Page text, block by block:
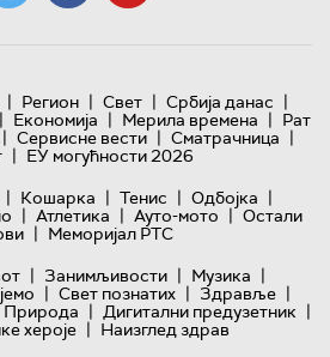
| Регион | Свет | Србија данас |
| Економија | Мерила времена | Рат
| Сервисне вести | Сматрачница |
| ЕУ могућности 2026
| Кошарка | Тенис | Одбојка |
| Атлетика | Ауто-мото | Остали
| Меморијал РТС
| Занимљивости | Музика |
| Свет познатих | Здравље |
Природа | Дигитални предузетник |
хероје | Наизглед здрав